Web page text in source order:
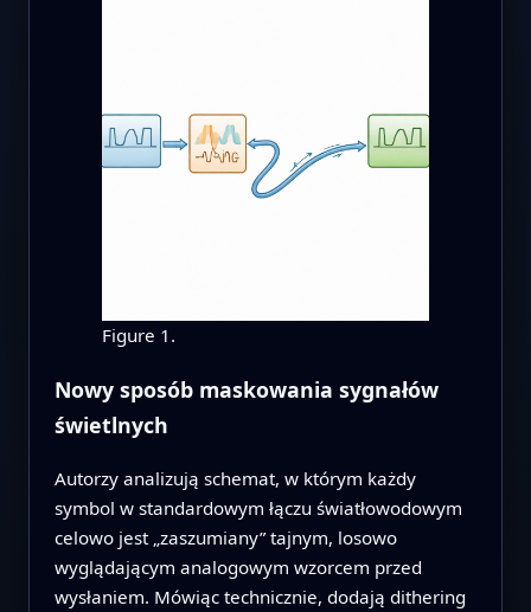
Figure 1.
Nowy sposób maskowania sygnałów
świetlnych
Autorzy analizują schemat, w którym każdy
symbol w standardowym łączu światłowodowym
celowo jest „zaszumiany” tajnym, losowo
wyglądającym analogowym wzorcem przed
wysłaniem. Mówiąc technicznie, dodają dithering